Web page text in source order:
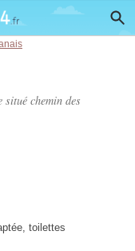
situé chemin des
toilettes